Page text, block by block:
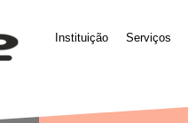
Instituição Serviços